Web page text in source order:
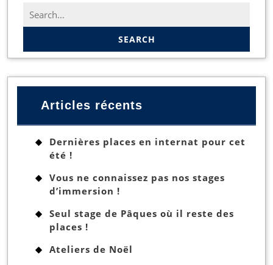
Search
for:
Articles récents
Dernières places en internat pour cet
été !
Vous ne connaissez pas nos stages
d’immersion !
Seul stage de Pâques où il reste des
places !
Ateliers de Noël